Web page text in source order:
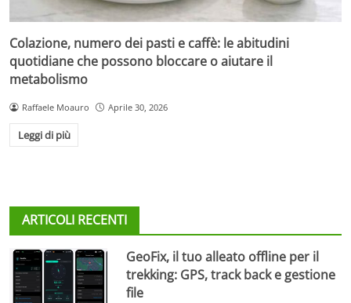
Colazione, numero dei pasti e caffè: le abitudini
quotidiane che possono bloccare o aiutare il
metabolismo
Raffaele Moauro Aprile 30, 2026
Leggi di più
ARTICOLI RECENTI
GeoFix, il tuo alleato offline per il
trekking: GPS, track back e gestione
file